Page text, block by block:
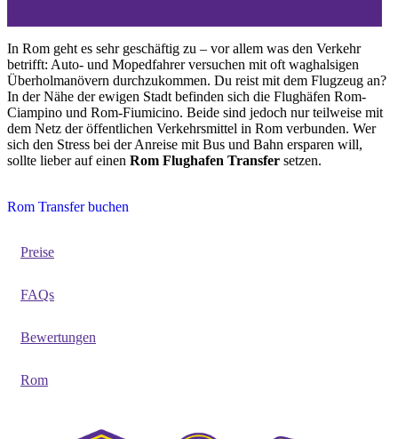
In Rom geht es sehr geschäftig zu – vor allem was den Verkehr
betrifft: Auto- und Mopedfahrer versuchen mit oft waghalsigen
Überholmanövern durchzukommen. Du reist mit dem Flugzeug an?
In der Nähe der ewigen Stadt befinden sich die Flughäfen Rom-
Ciampino und Rom-Fiumicino. Beide sind jedoch nur teilweise mit
dem Netz der öffentlichen Verkehrsmittel in Rom verbunden. Wer
sich den Stress bei der Anreise mit Bus und Bahn ersparen will,
sollte lieber auf einen Rom Flughafen Transfer setzen.
Rom Transfer buchen
Preise
FAQs
Bewertungen
Rom